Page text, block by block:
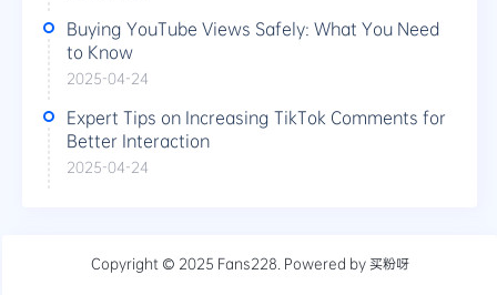
Buying YouTube Views Safely: What You Need
to Know
2025-04-24
Expert Tips on Increasing TikTok Comments for
Better Interaction
2025-04-24
Copyright © 2025 Fans228 . Powered by买粉呀